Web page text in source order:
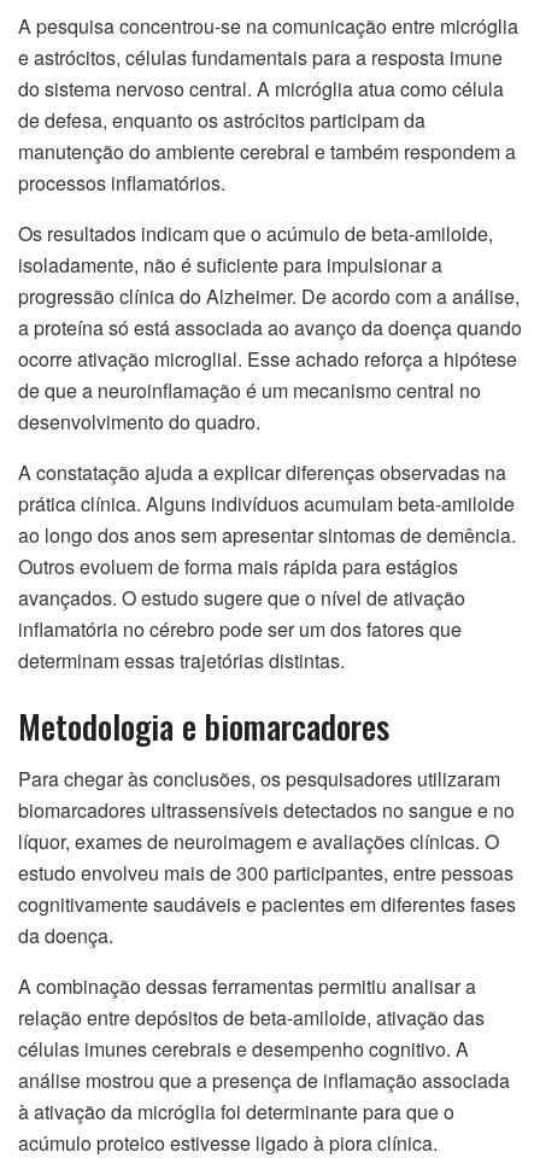
A pesquisa concentrou-se na comunicação entre micróglia
e astrócitos, células fundamentais para a resposta imune
do sistema nervoso central. A micróglia atua como célula
de defesa, enquanto os astrócitos participam da
manutenção do ambiente cerebral e também respondem a
processos inflamatórios.
Os resultados indicam que o acúmulo de beta-amiloide,
isoladamente, não é suficiente para impulsionar a
progressão clínica do Alzheimer. De acordo com a análise,
a proteína só está associada ao avanço da doença quando
ocorre ativação microglial. Esse achado reforça a hipótese
de que a neuroinflamação é um mecanismo central no
desenvolvimento do quadro.
A constatação ajuda a explicar diferenças observadas na
prática clínica. Alguns indivíduos acumulam beta-amiloide
ao longo dos anos sem apresentar sintomas de demência.
Outros evoluem de forma mais rápida para estágios
avançados. O estudo sugere que o nível de ativação
inflamatória no cérebro pode ser um dos fatores que
determinam essas trajetórias distintas.
Metodologia e biomarcadores
Para chegar às conclusões, os pesquisadores utilizaram
biomarcadores ultrassensíveis detectados no sangue e no
líquor, exames de neuroimagem e avaliações clínicas. O
estudo envolveu mais de 300 participantes, entre pessoas
cognitivamente saudáveis e pacientes em diferentes fases
da doença.
A combinação dessas ferramentas permitiu analisar a
relação entre depósitos de beta-amiloide, ativação das
células imunes cerebrais e desempenho cognitivo. A
análise mostrou que a presença de inflamação associada
à ativação da micróglia foi determinante para que o
acúmulo proteico estivesse ligado à piora clínica.